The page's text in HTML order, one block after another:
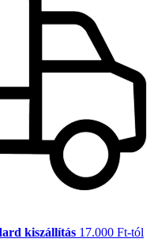
kiszállítás 17.000 Ft-tól